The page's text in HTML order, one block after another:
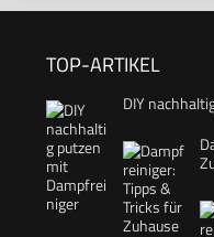
TOP-ARTIKEL
DIY